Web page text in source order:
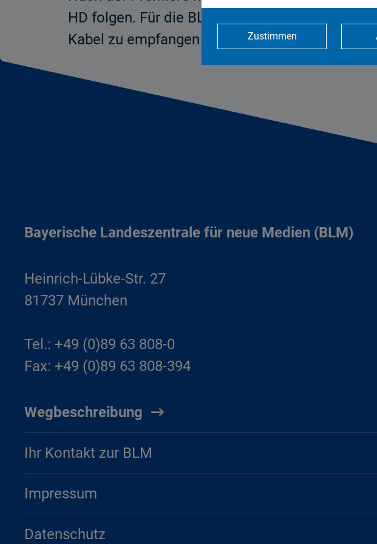
Zustimmen
HD folgen. Für die BLM ist es mittelfristig das
Kabel zu empfangen sind.
Bayerische Landeszentrale für neue Medien (BLM)
Heinrich-Lübke-Str. 27
81737 München
Tel.: +49 (0)89 63 808-0
Fax: +49 (0)89 63 808-394
Wegbeschreibung
Ihr Kontakt zur BLM
Impressum
Datenschutz